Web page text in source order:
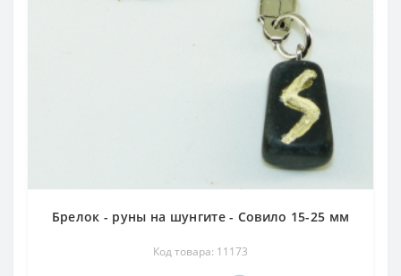
Брелок - руны на шунгите - Совило 15-25 мм
Код товара: 11173